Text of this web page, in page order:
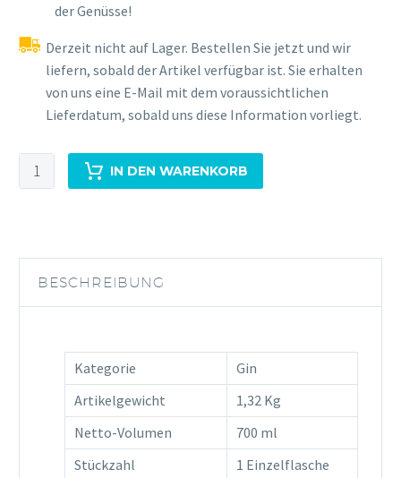
der Genüsse!
Derzeit nicht auf Lager. Bestellen Sie jetzt und wir
liefern, sobald der Artikel verfügbar ist. Sie erhalten
von uns eine E-Mail mit dem voraussichtlichen
Lieferdatum, sobald uns diese Information vorliegt.
Gin
Alpin
Menge
IN DEN WARENKORB
BESCHREIBUNG
Kategorie
Gin
Artikelgewicht
1,32 Kg
Netto-Volumen
700 ml
Stückzahl
1 Einzelflasche